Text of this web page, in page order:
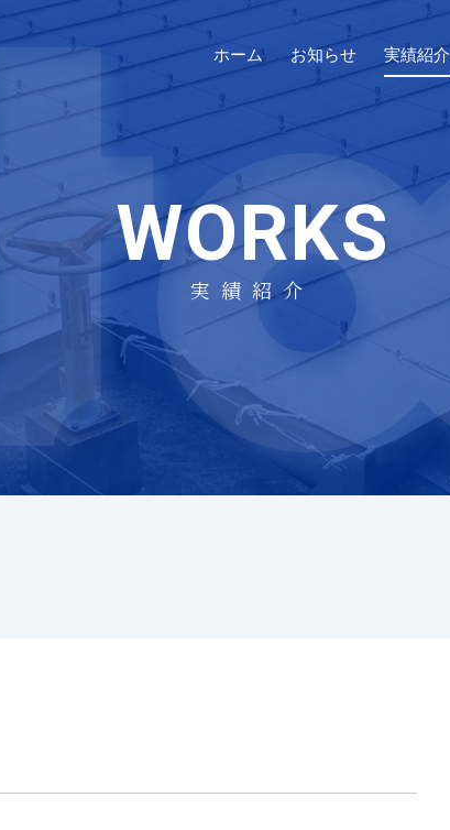
ホーム お知らせ 実績紹介
WORKS
実績紹介